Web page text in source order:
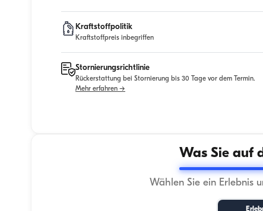
Kraftstoffpolitik
Kraftstoffpreis inbegriffen
Stornierungsrichtlinie
Rückerstattung bei Stornierung bis 30 Tage vor dem Termin.
Mehr erfahren →
Was Sie auf
Wählen Sie ein Erlebnis